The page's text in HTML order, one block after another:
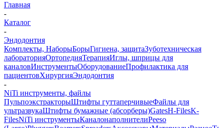
Главная
-
Каталог
-
Эндодонтия
Комплекты, НаборыБорыГигиена, защитаЗуботехническая
лабораторияОртопедияТерапияИглы, шприцы для
каналовИнструментыОборудованиеПрофилактика для
пациентовХирургияЭндодонтия
-
NiTi инструменты, файлы
ПульпоэкстракторыШтифты гуттаперчивыеФайлы для
ультразвукаШтифты бумажные (абсорберы)GatesH-FilesK-
FilesNiTi инструментыКаналонаполнителиPeeso